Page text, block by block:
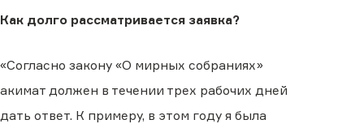
Как долго рассматривается заявка?
«Согласно закону «О мирных собраниях»
акимат должен в течении трех рабочих дней
дать ответ. К примеру, в этом году я была